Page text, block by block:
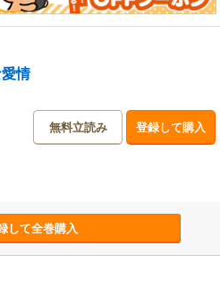
情
無料立読み 登録して購入
して全巻購入